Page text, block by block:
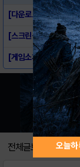
[다운로드 링크] 파이
[스크린샷] 파이널미
[게임소개] 파이널미
전체글보기 오늘하